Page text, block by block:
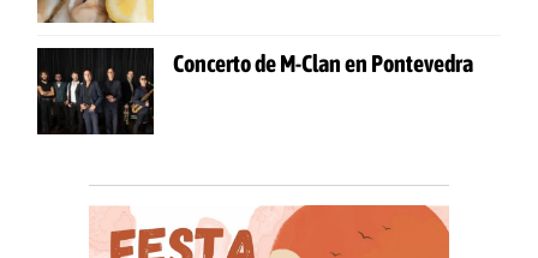
Concerto de M-Clan en Pontevedra